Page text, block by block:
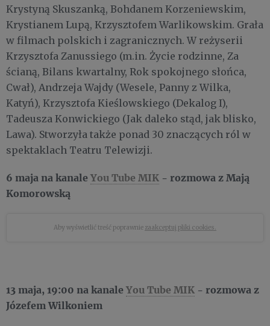
Krystyną Skuszanką, Bohdanem Korzeniewskim,
Krystianem Lupą, Krzysztofem Warlikowskim. Grała
w filmach polskich i zagranicznych. W reżyserii
Krzysztofa Zanussiego (m.in. Życie rodzinne, Za
ścianą, Bilans kwartalny, Rok spokojnego słońca,
Cwał), Andrzeja Wajdy (Wesele, Panny z Wilka,
Katyń), Krzysztofa Kieślowskiego (Dekalog I),
Tadeusza Konwickiego (Jak daleko stąd, jak blisko,
Lawa). Stworzyła także ponad 30 znaczących ról w
spektaklach Teatru Telewizji.
6 maja na kanaleYou Tube MIK - rozmowa z Mają
Komorowską
Aby wyświetlić treść poprawnie zaakceptuj pliki cookies.
13 maja, 19:00 na kanaleYou Tube MIK - rozmowa z
Józefem Wilkoniem